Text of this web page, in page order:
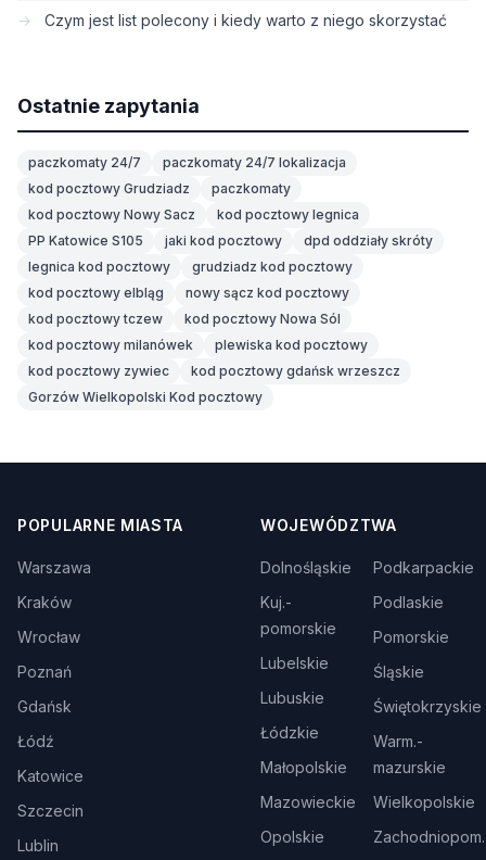
Czym jest list polecony i kiedy warto z niego skorzystać
Ostatnie zapytania
paczkomaty 24/7
paczkomaty 24/7 lokalizacja
kod pocztowy Grudziadz
paczkomaty
kod pocztowy Nowy Sacz
kod pocztowy legnica
PP Katowice S105
jaki kod pocztowy
dpd oddziały skróty
legnica kod pocztowy
grudziadz kod pocztowy
kod pocztowy elbląg
nowy sącz kod pocztowy
kod pocztowy tczew
kod pocztowy Nowa Sól
kod pocztowy milanówek
plewiska kod pocztowy
kod pocztowy zywiec
kod pocztowy gdańsk wrzeszcz
Gorzów Wielkopolski Kod pocztowy
POPULARNE MIASTA
Warszawa
Kraków
Wrocław
Poznań
Gdańsk
Łódź
Katowice
Szczecin
Lublin
WOJEWÓDZTWA
Dolnośląskie
Kuj.-
pomorskie
Lubelskie
Lubuskie
Łódzkie
Małopolskie
Mazowieckie
Opolskie
Podkarpackie
Podlaskie
Pomorskie
Śląskie
Świętokrzyskie
Warm.-
mazurskie
Wielkopolskie
Zachodniopom.